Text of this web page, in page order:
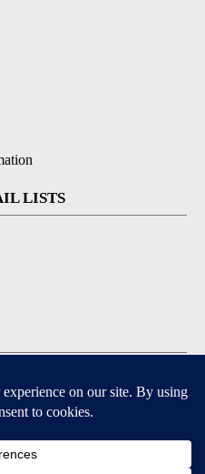
LISTS
and Android